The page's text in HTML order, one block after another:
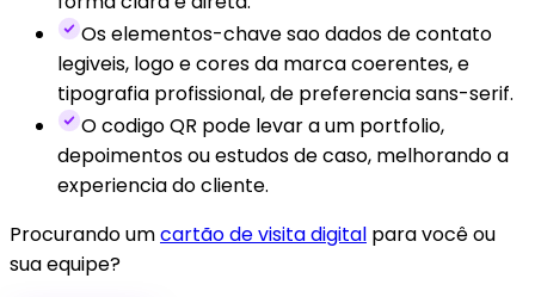
Os elementos-chave sao dados de contato
legiveis, logo e cores da marca coerentes, e
tipografia profissional, de preferencia sans-serif.
O codigo QR pode levar a um portfolio,
depoimentos ou estudos de caso, melhorando a
experiencia do cliente.
Procurando umcartão de visita digital para você ou
sua equipe?